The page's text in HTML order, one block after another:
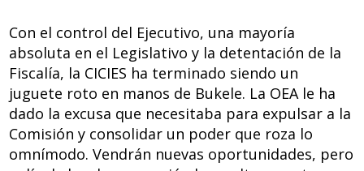
Con el control del Ejecutivo, una mayoría
absoluta en el Legislativo y la detentación de la
Fiscalía, la CICIES ha terminado siendo un
juguete roto en manos de Bukele. La OEA le ha
dado la excusa que necesitaba para expulsar a la
Comisión y consolidar un poder que roza lo
omnímodo. Vendrán nuevas oportunidades, pero